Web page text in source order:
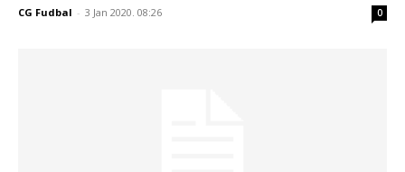
CG Fudbal - 3 Jan 2020. 08:26 0